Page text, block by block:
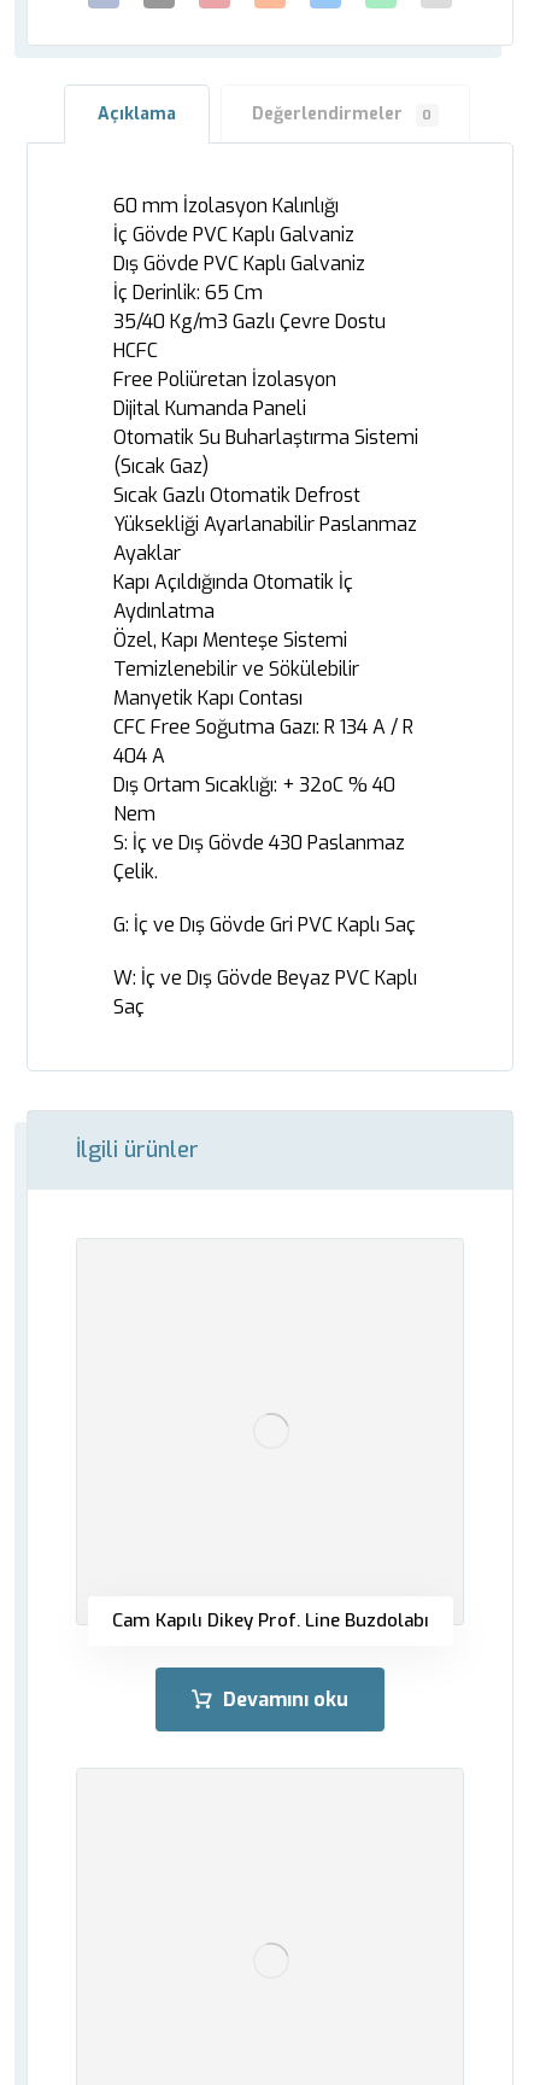
Açıklama Değerlendirmeler 0
60 mm İzolasyon Kalınlığı
İç Gövde PVC Kaplı Galvaniz
Dış Gövde PVC Kaplı Galvaniz
İç Derinlik: 65 Cm
35/40 Kg/m3 Gazlı Çevre Dostu
HCFC
Free Poliüretan İzolasyon
Dijital Kumanda Paneli
Otomatik Su Buharlaştırma Sistemi
(Sıcak Gaz)
Sıcak Gazlı Otomatik Defrost
Yüksekliği Ayarlanabilir Paslanmaz
Ayaklar
Kapı Açıldığında Otomatik İç
Aydınlatma
Özel, Kapı Menteşe Sistemi
Temizlenebilir ve Sökülebilir
Manyetik Kapı Contası
CFC Free Soğutma Gazı: R 134 A / R
404 A
Dış Ortam Sıcaklığı: + 32oC % 40
Nem
S: İç ve Dış Gövde 430 Paslanmaz
Çelik.
G: İç ve Dış Gövde Gri PVC Kaplı Saç
W: İç ve Dış Gövde Beyaz PVC Kaplı
Saç
İlgili ürünler
Cam Kapılı Dikey Prof. Line Buzdolabı
Devamını oku